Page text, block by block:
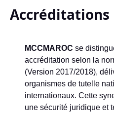
Accréditations
MCCMAROC se
accréditation selon la
(Version 2017/2018),
organismes de tutelle
internationaux. Cette
une sécurité juridique et